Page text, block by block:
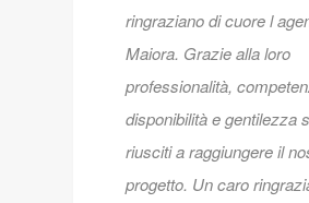
ringraziano di cuore l
Maiora. Grazie alla loro
professionalità,
disponibilità e gentilezza
riusciti a raggiungere il
progetto. Un caro